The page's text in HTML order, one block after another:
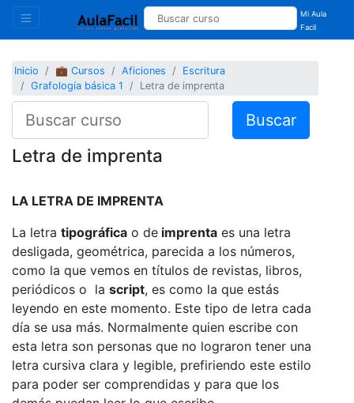
Mi Aula
Facil
Inicio 💼 Cursos Aficiones
Escritura
Grafología básica 1
Letra de imprenta
Buscar
Letra de imprenta
LA LETRA DE IMPRENTA
La letra tipográfica o de imprenta es una letra
desligada, geométrica, parecida a los números,
como la que vemos en títulos de revistas, libros,
periódicos o la script, es como la que estás
leyendo en este momento. Este tipo de letra cada
día se usa más. Normalmente quien escribe con
esta letra son personas que no lograron tener una
letra cursiva clara y legible, prefiriendo este estilo
para poder ser comprendidas y para que los